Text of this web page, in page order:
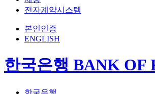
전자계약시스템
본인인증
ENGLISH
한국은행 BANK OF
한국은행